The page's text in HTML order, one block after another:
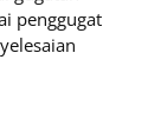
penggugat